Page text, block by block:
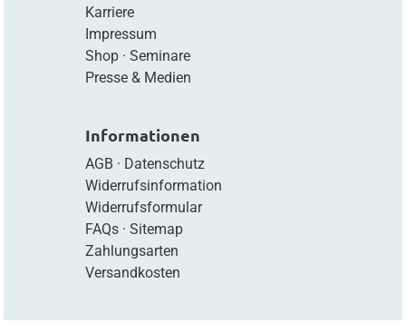
Karriere
Impressum
Shop· Seminare
Presse & Medien
Informationen
AGB · Datenschutz
Widerrufsinformation
Widerrufsformular
FAQs· Sitemap
Zahlungsarten
Versandkosten